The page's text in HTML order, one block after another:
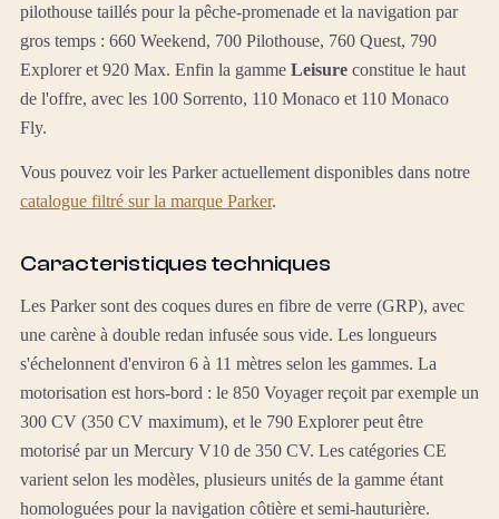
pilothouse taillés pour la pêche-promenade et la navigation par
gros temps : 660 Weekend, 700 Pilothouse, 760 Quest, 790
Explorer et 920 Max. Enfin la gamme Leisureconstitue le haut
de l'offre, avec les 100 Sorrento, 110 Monaco et 110 Monaco
Fly.
Vous pouvez voir les Parker actuellement disponibles dans notre
catalogue filtré sur la marque Parker.
Caracteristiques techniques
Les Parker sont des coques dures en fibre de verre (GRP), avec
une carène à double redan infusée sous vide. Les longueurs
s'échelonnent d'environ 6 à 11 mètres selon les gammes. La
motorisation est hors-bord : le 850 Voyager reçoit par exemple un
300 CV (350 CV maximum), et le 790 Explorer peut être
motorisé par un Mercury V10 de 350 CV. Les catégories CE
varient selon les modèles, plusieurs unités de la gamme étant
homologuées pour la navigation côtière et semi-hauturière.